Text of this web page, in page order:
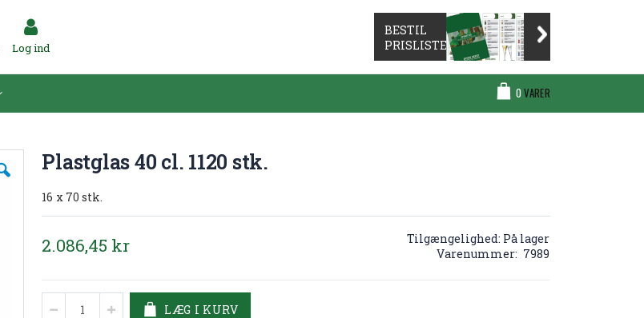
0 VARER
Log ind
BESTIL
PRISLISTE
Plastglas 40 cl. 1120 stk.
16 x 70 stk.
2.086,45 kr Tilgængelighed: På lager
Varenummer 7989
LÆG I KURV